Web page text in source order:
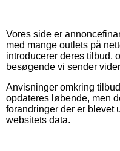
Vores side er
med mange outlets på
introducerer deres tilbud,
besøgende vi sender
Anvisninger omkring
opdateres løbende, men
forandringer der er blevet
websitets data.